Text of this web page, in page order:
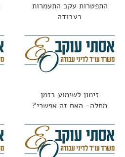
התפטרות עקב התעמרות
בעבודה
זימון לשימוע בזמן
מחלה- האם זה אפשרי?